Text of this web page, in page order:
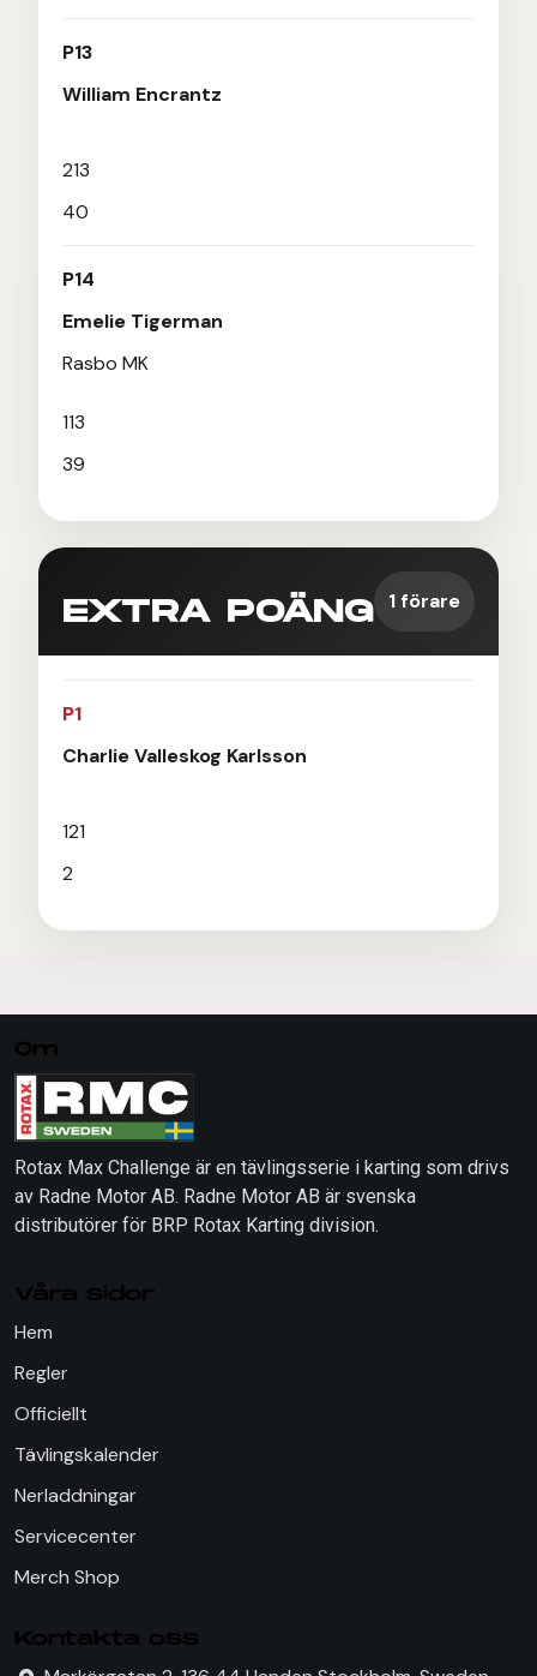
P13
William Encrantz
213
40
P14
Emelie Tigerman
Rasbo MK
113
39
EXTRA POÄNG 1 förare
P1
Charlie Valleskog Karlsson
121
2
Om
Rotax Max Challenge är en tävlingsserie i karting som drivs
av Radne Motor AB. Radne Motor AB är svenska
distributörer för BRP Rotax Karting division.
Våra sidor
Hem
Regler
Officiellt
Tävlingskalender
Nerladdningar
Servicecenter
Merch Shop
Kontakta oss